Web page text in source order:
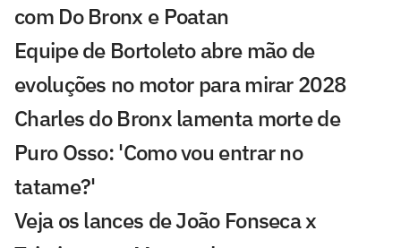
com Do Bronx e Poatan
Equipe de Bortoleto abre mão de
evoluções no motor para mirar 2028
Charles do Bronx lamenta morte de
Puro Osso: 'Como vou entrar no
tatame?'
Veja os lances de João Fonseca x